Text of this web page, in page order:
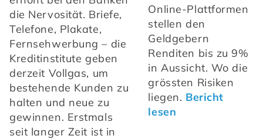
die Nervosität. Briefe,
Telefone, Plakate,
Fernsehwerbung – die
Kreditinstitute geben
derzeit Vollgas, um
bestehende Kunden zu
halten und neue zu
gewinnen. Erstmals
seit langer Zeit ist in
Online-Plattformen
stellen den
Geldgebern
Renditen bis zu 9%
in Aussicht. Wo die
grössten Risiken
liegen. Bericht
lesen